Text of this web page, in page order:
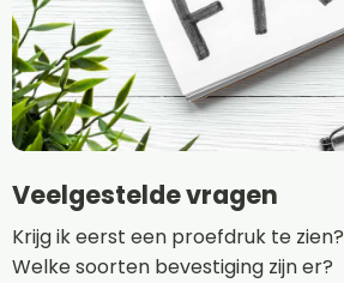
Veelgestelde vragen
Krijg ik eerst een proefdruk te zien?
Welke soorten bevestiging zijn er?